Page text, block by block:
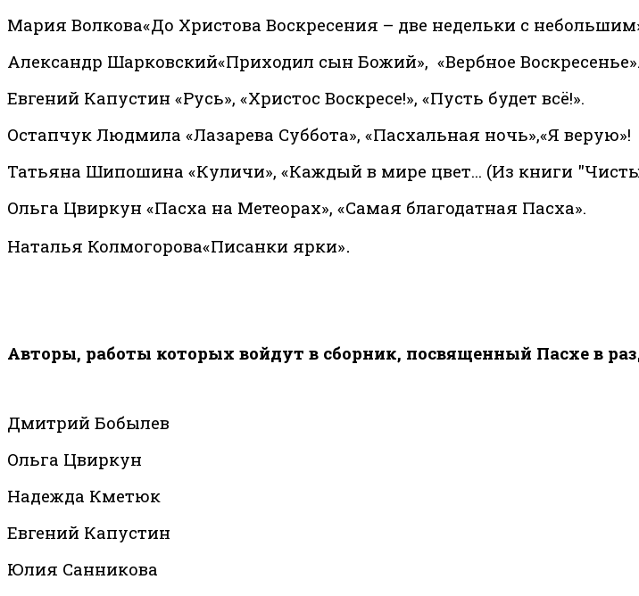
Мария Волкова«До Христова Воскресения – две недельки с
Александр Шарковский«Приходил сын Божий», «Вербное Воскресенье».
Евгений Капустин «Русь», «Христос Воскресе!», «Пусть будет всё!».
Остапчук Людмила «Лазарева Суббота», «Пасхальная ночь»,«Я верую»!
Татьяна Шипошина «Куличи», «Каждый в мире цвет... (Из книги
Ольга Цвиркун «Пасха на Метеорах», «Самая благодатная Пасха».
Наталья Колмогорова«Писанки ярки».
Авторы, работы которых войдут в сборник, посвященный Пасхе в
Дмитрий Бобылев
Ольга Цвиркун
Надежда Кметюк
Евгений Капустин
Юлия Санникова